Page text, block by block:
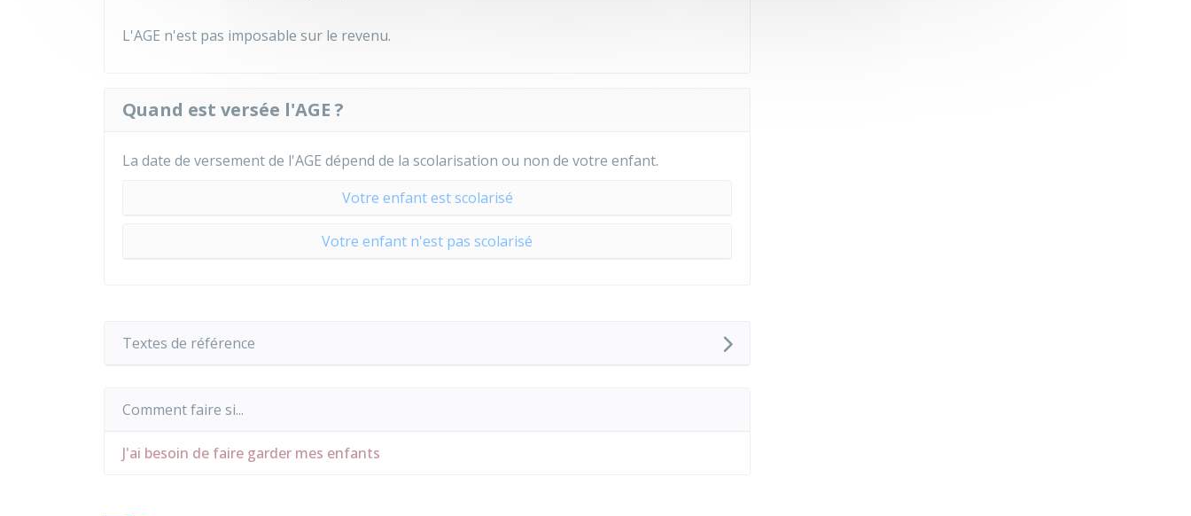
L'AGE n'est pas imposable sur le revenu.
Quand est versée l'AGE ?
La date de versement de l'AGE dépend de la scolarisation ou non de votre enfant.
Votre enfant est scolarisé
Votre enfant n'est pas scolarisé
Textes de référence
Comment faire si...
J'ai besoin de faire garder mes enfants